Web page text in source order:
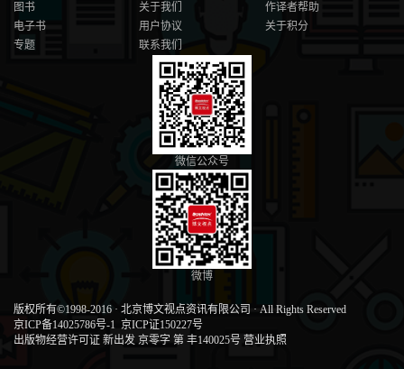
图书
电子书
专题
关于我们
用户协议
联系我们
作译者帮助
关于积分
微信公众号
微博
版权所有©1998-2016 · 北京博文视点资讯有限公司 · All Rights Reserved
京ICP备14025786号-1 京ICP证150227号
出版物经营许可证 新出发 京零字 第 丰140025号 营业执照